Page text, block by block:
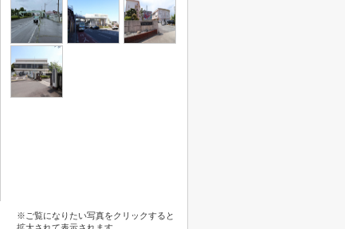
※ご覧になりたい写真をクリックすると